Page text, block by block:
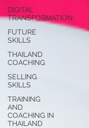
DIGITAL
TRANSFORMATION
FUTURE
SKILLS
THAILAND
COACHING
SELLING
SKILLS
TRAINING
AND
COACHING IN
THAILAND